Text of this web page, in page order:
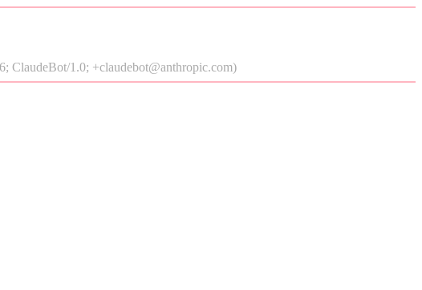
ClaudeBot/1.0; +claudebot@anthropic.com)